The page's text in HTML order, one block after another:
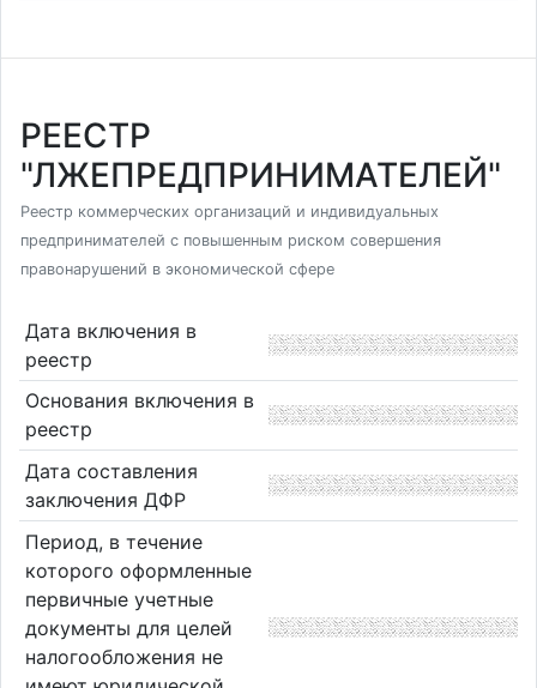
РЕЕСТР
"ЛЖЕПРЕДПРИНИМАТЕЛЕЙ"
Реестр коммерческих организаций и индивидуальных
предпринимателей с повышенным риском совершения
правонарушений в экономической сфере
Дата включения в
реестр
Основания включения в
реестр
Дата составления
заключения ДФР
Период, в течение
которого оформленные
первичные учетные
документы для целей
налогообложения не